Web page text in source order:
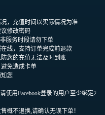
，充值时间以实际情况为准
议修改密码
服务时段请勿下单
在线，支持订单完成前退款
您的充值无法及时到账
造成卡单
您
使用Facebook登录的用户至少绑定2
概不退换,请确认无误下单！